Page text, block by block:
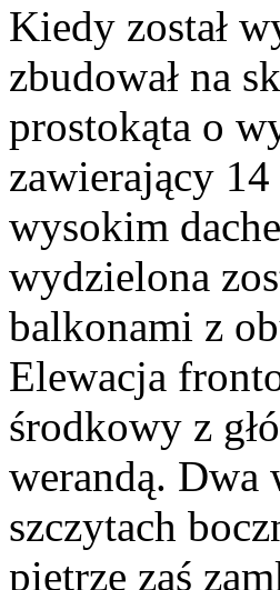
Kiedy został
zbudował na
prostokąta o
zawierający
wysokim
wydzielona
balkonami z
Elewacja
środkowy z
werandą. Dwa
szczytach
piętrze zaś